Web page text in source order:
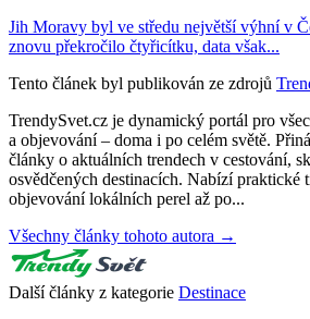
Jih Moravy byl ve středu největší výhní v
znovu překročilo čtyřicítku, data však...
Tento článek byl publikován ze zdrojů
TrendySvet.cz je dynamický portál pro
a objevování – doma i po celém světě.
články o aktuálních trendech v cestování,
osvědčených destinacích. Nabízí praktické
objevování lokálních perel až po...
Všechny články tohoto autora →
Další články z kategorie Destinace